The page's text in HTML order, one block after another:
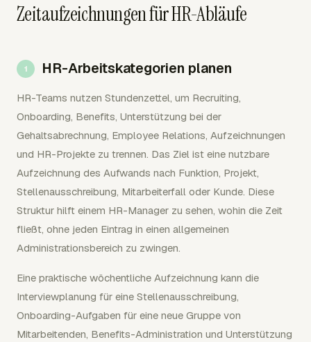
Zeitaufzeichnungen für HR-Abläufe
HR-Arbeitskategorien planen
HR-Teams nutzen Stundenzettel, um Recruiting,
Onboarding, Benefits, Unterstützung bei der
Gehaltsabrechnung, Employee Relations, Aufzeichnungen
und HR-Projekte zu trennen. Das Ziel ist eine nutzbare
Aufzeichnung des Aufwands nach Funktion, Projekt,
Stellenausschreibung, Mitarbeiterfall oder Kunde. Diese
Struktur hilft einem HR-Manager zu sehen, wohin die Zeit
fließt, ohne jeden Eintrag in einen allgemeinen
Administrationsbereich zu zwingen.
Eine praktische wöchentliche Aufzeichnung kann die
Interviewplanung für eine Stellenausschreibung,
Onboarding-Aufgaben für eine neue Gruppe von
Mitarbeitenden, Benefits-Administration und Unterstützung